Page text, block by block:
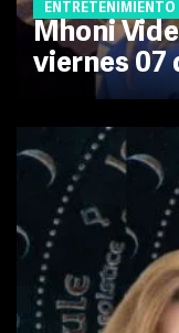
ENTRETENIMIENTO
Mhoni
viernes 07